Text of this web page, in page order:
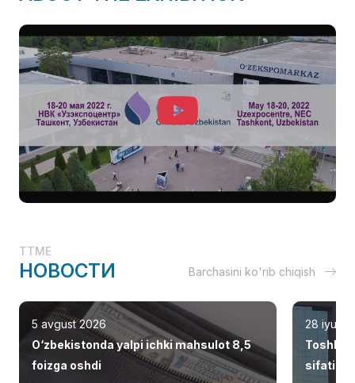
TTME
НОВОСТИ Barchasini ko'rib chiqish
5 avgust 2026
O‘zbekistonda yalpi ichki mahsulot 8,5
foizga oshdi
28 iyul